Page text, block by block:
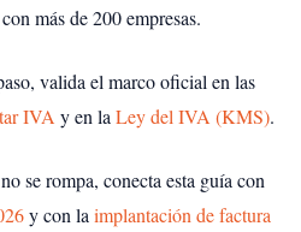
más de 200 empresas.
valida el marco oficial en las
IVA y en laLey del IVA (KMS).
se rompa, conecta esta guía con
y con laimplantación de factura